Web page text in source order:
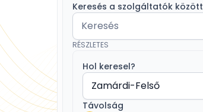
Keresés a szolgáltatók között
RÉSZLETES
Hol keresel?
Távolság